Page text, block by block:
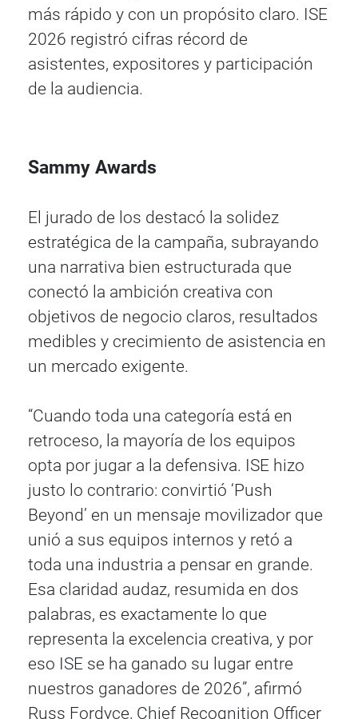
más rápido y con un propósito claro. ISE
2026 registró cifras récord de
asistentes, expositores y participación
de la audiencia.
Sammy Awards
El jurado de los destacó la solidez
estratégica de la campaña, subrayando
una narrativa bien estructurada que
conectó la ambición creativa con
objetivos de negocio claros, resultados
medibles y crecimiento de asistencia en
un mercado exigente.
“Cuando toda una categoría está en
retroceso, la mayoría de los equipos
opta por jugar a la defensiva. ISE hizo
justo lo contrario: convirtió ‘Push
Beyond’ en un mensaje movilizador que
unió a sus equipos internos y retó a
toda una industria a pensar en grande.
Esa claridad audaz, resumida en dos
palabras, es exactamente lo que
representa la excelencia creativa, y por
eso ISE se ha ganado su lugar entre
nuestros ganadores de 2026”, afirmó
Russ Fordyce, Chief Recognition Officer